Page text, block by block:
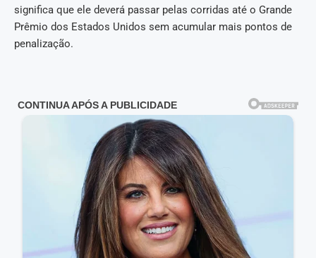
significa que ele deverá passar pelas corridas até o Grande
Prêmio dos Estados Unidos sem acumular mais pontos de
penalização.